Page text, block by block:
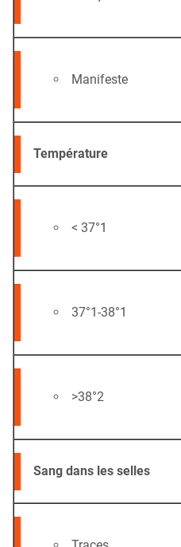
Manifeste
Température
< 37°1
37°1-38°1
>38°2
Sang dans les selles